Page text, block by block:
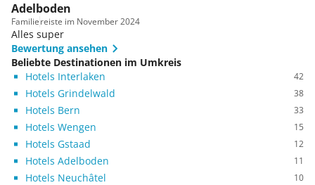
Adelboden
Familiereiste im November 2024
Alles super
Bewertung ansehen
Beliebte Destinationen im Umkreis
Hotels Interlaken
42
Hotels Grindelwald 38
Hotels Bern 33
Hotels Wengen 15
Hotels Gstaad 12
Hotels Adelboden 11
Hotels Neuchâtel 10